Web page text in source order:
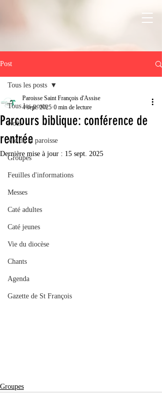
Post
Tous les posts
Noël
Vie de la paroisse
Groupes
Feuilles d'informations
Messes
Caté adultes
Caté jeunes
Vie du diocèse
Chants
Agenda
Gazette de St François
Tous les posts
Parcours biblique: conférence de
rentrée
Paroisse Saint François d'Assise
4 sept. 2025 0 min de lecture
Dernière mise à jour : 15 sept. 2025
Groupes